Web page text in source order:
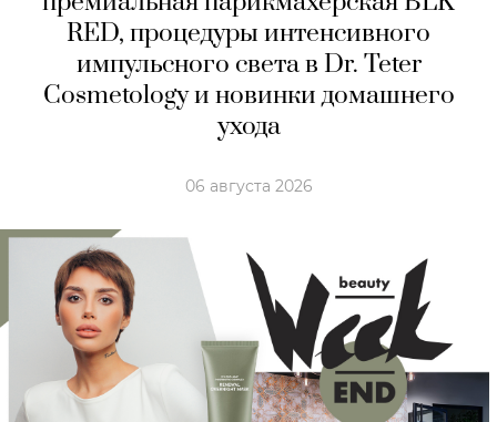
RED, процедуры интенсивного
импульсного света в Dr. Teter
Cosmetology и новинки домашнего
ухода
06 августа 2026